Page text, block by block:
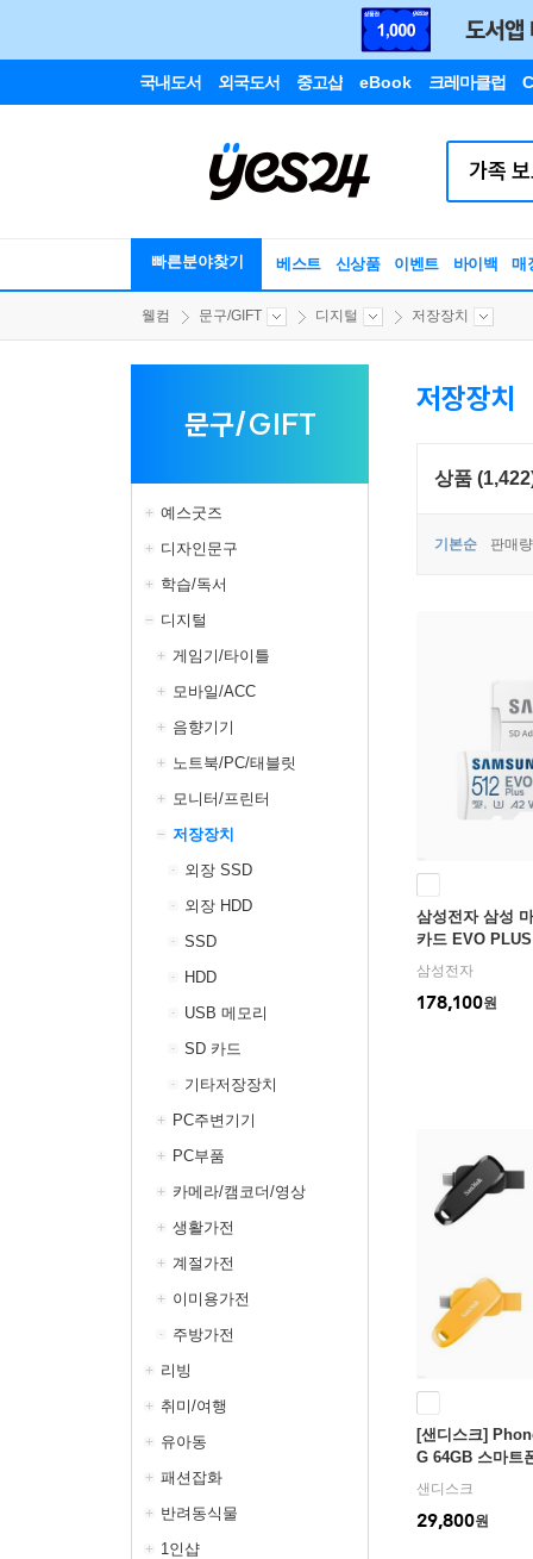
국내도서 외국도서 중고샵 eBook 크레마클럽
빠른분야찾기 베스트 신상품 이벤트 바이백 매
웰컴 문구/GIFT 디지털 저장장치
문구/GIFT
예스굿즈
디자인문구
학습/독서
디지털
게임기/타이틀
모바일/ACC
음향기기
노트북/PC/태블릿
모니터/프린터
저장장치
외장 SSD
외장 HDD
SSD
HDD
USB 메모리
SD 카드
기타저장장치
PC주변기기
PC부품
카메라/캠코더/영상
생활가전
계절가전
이미용가전
주방가전
리빙
취미/여행
유아동
패션잡화
반려동식물
1인샵
저장장치
상품
기본순 판매
삼성전자 삼성
카드 EVO
삼성전자
178,100원
[샌디스크]
G 64GB 스마트
샌디스크
29,800원